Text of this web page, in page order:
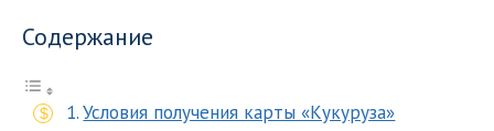
Содержание
Условия получения карты «Кукуруза»